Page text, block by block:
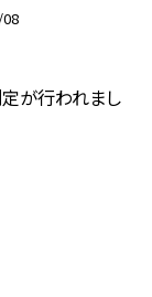
定が行われまし